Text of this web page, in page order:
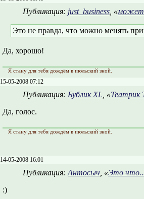
Публикация: just_business , «
Это не правда, что можно менять
Да, хорошо!
Я стану для тебя дождём в июльский зной.
15-05-2008 07:12
Публикация: Бублик XL , «Театрик
Да, голос.
Я стану для тебя дождём в июльский зной.
14-05-2008 16:01
Публикация: Антосыч , «Это
:)